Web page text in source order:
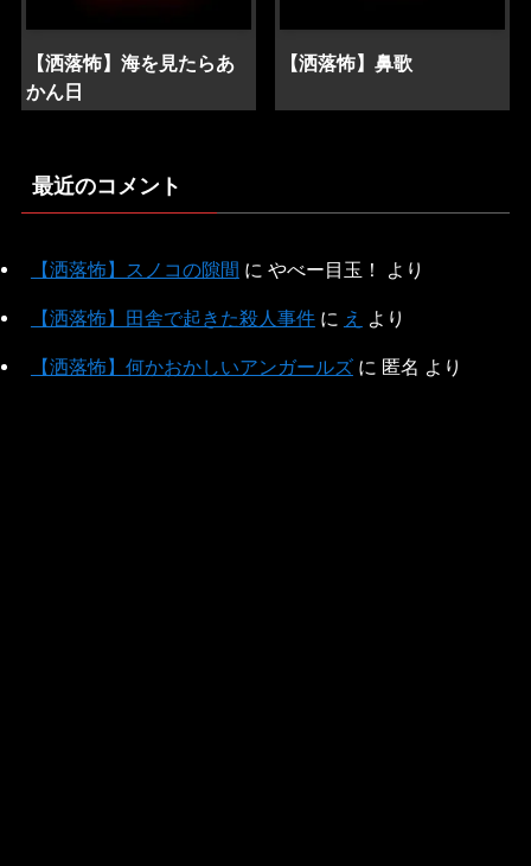
【洒落怖】海を見たらあ
かん日
【洒落怖】鼻歌
最近のコメント
【洒落怖】スノコの隙間 に やべー目玉！ より
【洒落怖】田舎で起きた殺人事件に え より
【洒落怖】何かおかしいアンガールズに 匿名 より